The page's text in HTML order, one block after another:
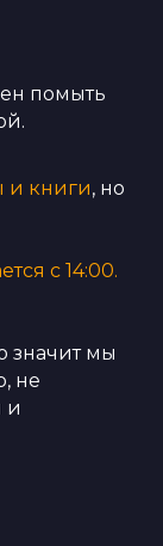
помыть
и книги, но
с 14:00.
значит мы
не
и